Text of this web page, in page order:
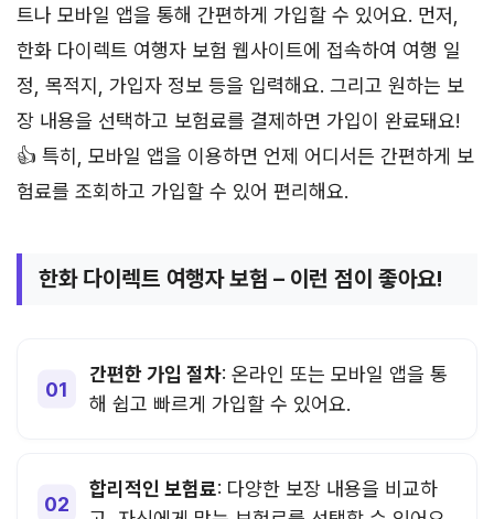
트나 모바일 앱을 통해 간편하게 가입할 수 있어요. 먼저,
한화 다이렉트 여행자 보험 웹사이트에 접속하여 여행 일
정, 목적지, 가입자 정보 등을 입력해요. 그리고 원하는 보
장 내용을 선택하고 보험료를 결제하면 가입이 완료돼요!
👍 특히, 모바일 앱을 이용하면 언제 어디서든 간편하게 보
험료를 조회하고 가입할 수 있어 편리해요.
한화 다이렉트 여행자 보험 – 이런 점이 좋아요!
간편한 가입 절차: 온라인 또는 모바일 앱을 통
해 쉽고 빠르게 가입할 수 있어요.
합리적인 보험료: 다양한 보장 내용을 비교하